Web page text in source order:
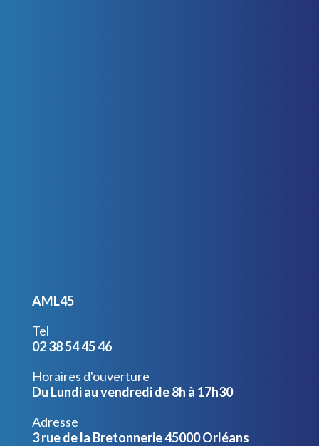
AML45
Tel
02 38 54 45 46
Horaires d'ouverture
Du Lundi au vendredi de 8h à 17h30
Adresse
3 rue de la Bretonnerie 45000 Orléans